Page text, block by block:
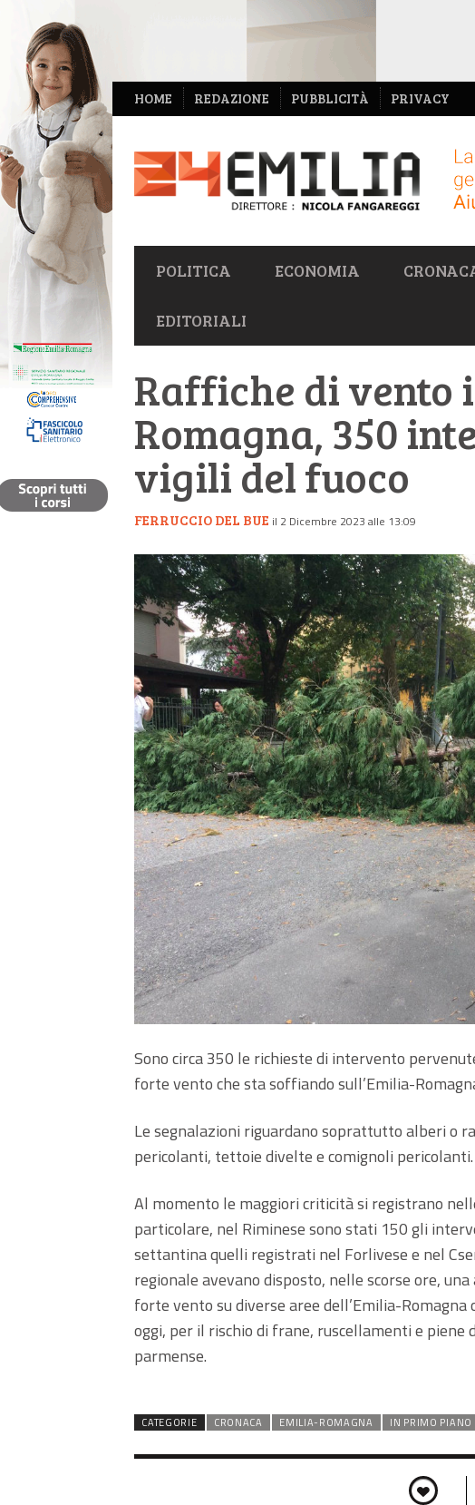
NAVIGAZIONE
SECONDARIA
HOME REDAZIONE PUBBLICITÀ PRIVACY
NAVIGAZIONE
PRIMARIA
POLITICA ECONOMIA
EDITORIALI
Raffiche di vento
Romagna, 350
vigili del fuoco
FERRUCCIO DEL BUE il 2 Dicembre 2023 alle 13:09
Sono circa 350 le richieste di intervento
forte vento che sta soffiando sull’Emilia-
Le segnalazioni riguardano soprattutto alberi o
pericolanti, tettoie divelte e comignoli pericolanti.
Al momento le maggiori criticità si registrano
particolare, nel Riminese sono stati 150 gli
settantina quelli registrati nel Forlivese e nel
regionale avevano disposto, nelle scorse ore,
forte vento su diverse aree dell’Emilia-
oggi, per il rischio di frane, ruscellamenti e piene
parmense.
CATEGORIE CRONACA EMILIA-ROMAGNA IN PRIMO PIANO